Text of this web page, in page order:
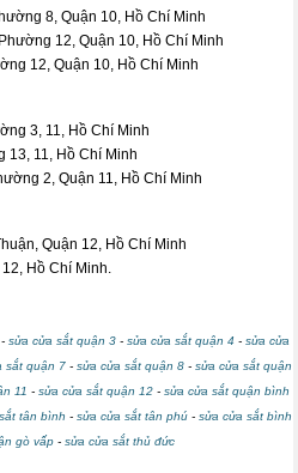
8, Quận 10, Hồ Chí Minh
12, Quận 10, Hồ Chí Minh
12, Quận 10, Hồ Chí Minh
3, 11, Hồ Chí Minh
13, 11, Hồ Chí Minh
2, Quận 11, Hồ Chí Minh
Quận 12, Hồ Chí Minh
Hồ Chí Minh.
sửa cửa sắt quận 3- sửa cửa sắt quận 4 - sửa cửa
sắt quận 7- sửa cửa sắt quận 8- sửa cửa sắt quận
11 - sửa cửa sắt quận 12 - sửa cửa sắt quận bình
tân bình - sửa cửa sắt tân phú - sửa cửa sắt bình
gò vấp- sửa cửa sắt thủ đức